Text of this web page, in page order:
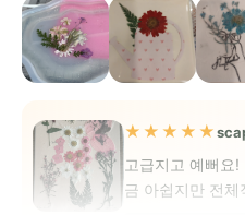
★★★★★
고급지고 예뻐요
금 아쉽지만 전체